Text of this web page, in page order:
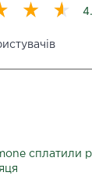
сплатили